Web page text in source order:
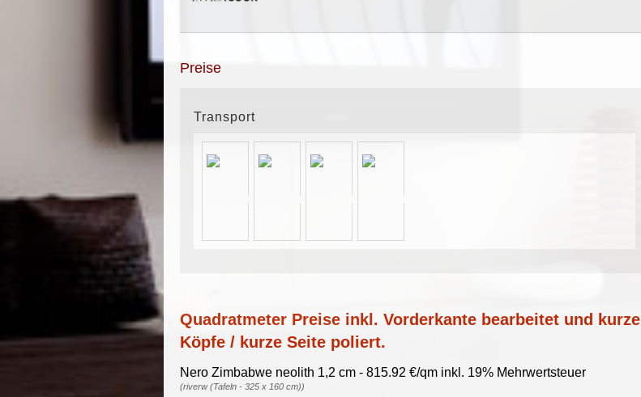
Preise
Transport
Quadratmeter Preise inkl. Vorderkante bearbeitet und kurze
Köpfe / kurze Seite poliert.
Nero Zimbabwe neolith 1,2 cm - 815.92 €/qm inkl. 19% Mehrwertsteuer
(riverw (Tafeln - 325 x 160 cm))